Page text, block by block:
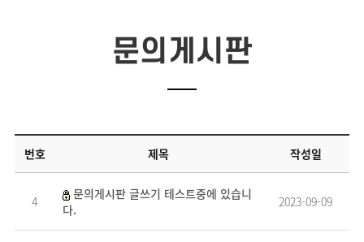
문의게시판
번호 제목 작성일
4
문의게시판 글쓰기 테스트중에 있습니
다.
2023-09-09